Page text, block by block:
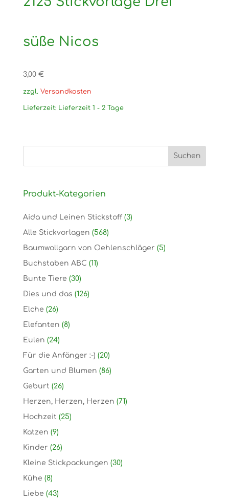
süße Nicos
3,00 €
zzgl. Versandkosten
Lieferzeit: Lieferzeit 1 - 2 Tage
Produkt-Kategorien
Aida und Leinen Stickstoff (3)
Alle Stickvorlagen (568)
Baumwollgarn von Oehlenschläger (5)
Buchstaben ABC (11)
Bunte Tiere (30)
Dies und das (126)
Elche (26)
Elefanten (8)
Eulen (24)
Für die Anfänger :-) (20)
Garten und Blumen (86)
Geburt (26)
Herzen, Herzen, Herzen (71)
Hochzeit (25)
Katzen (9)
Kinder (26)
Kleine Stickpackungen (30)
Kühe (8)
Liebe (43)